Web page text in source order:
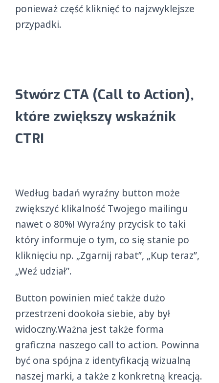
ponieważ część kliknięć to najzwyklejsze
przypadki.
Stwórz CTA (Call to Action),
które zwiększy wskaźnik
CTR!
Według badań wyraźny button może
zwiększyć klikalność Twojego mailingu
nawet o 80%! Wyraźny przycisk to taki
który informuje o tym, co się stanie po
kliknięciu np. „Zgarnij rabat”, „Kup teraz”,
„Weź udział”.
Button powinien mieć także dużo
przestrzeni dookoła siebie, aby był
widoczny.Ważna jest także forma
graficzna naszego call to action. Powinna
być ona spójna z identyfikacją wizualną
naszej marki, a także z konkretną kreacją.